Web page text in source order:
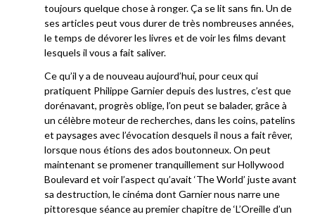
toujours quelque chose à ronger. Ça se lit sans fin. Un de
ses articles peut vous durer de très nombreuses années,
le temps de dévorer les livres et de voir les films devant
lesquels il vous a fait saliver.
Ce qu’il y a de nouveau aujourd’hui, pour ceux qui
pratiquent Philippe Garnier depuis des lustres, c’est que
dorénavant, progrès oblige, l’on peut se balader, grâce à
un célèbre moteur de recherches, dans les coins, patelins
et paysages avec l’évocation desquels il nous a fait rêver,
lorsque nous étions des ados boutonneux. On peut
maintenant se promener tranquillement sur Hollywood
Boulevard et voir l’aspect qu’avait ‘The World’ juste avant
sa destruction, le cinéma dont Garnier nous narre une
pittoresque séance au premier chapitre de ‘L’Oreille d’un